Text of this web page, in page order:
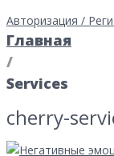
Авторизация /
Главная
/
Services
cherry-